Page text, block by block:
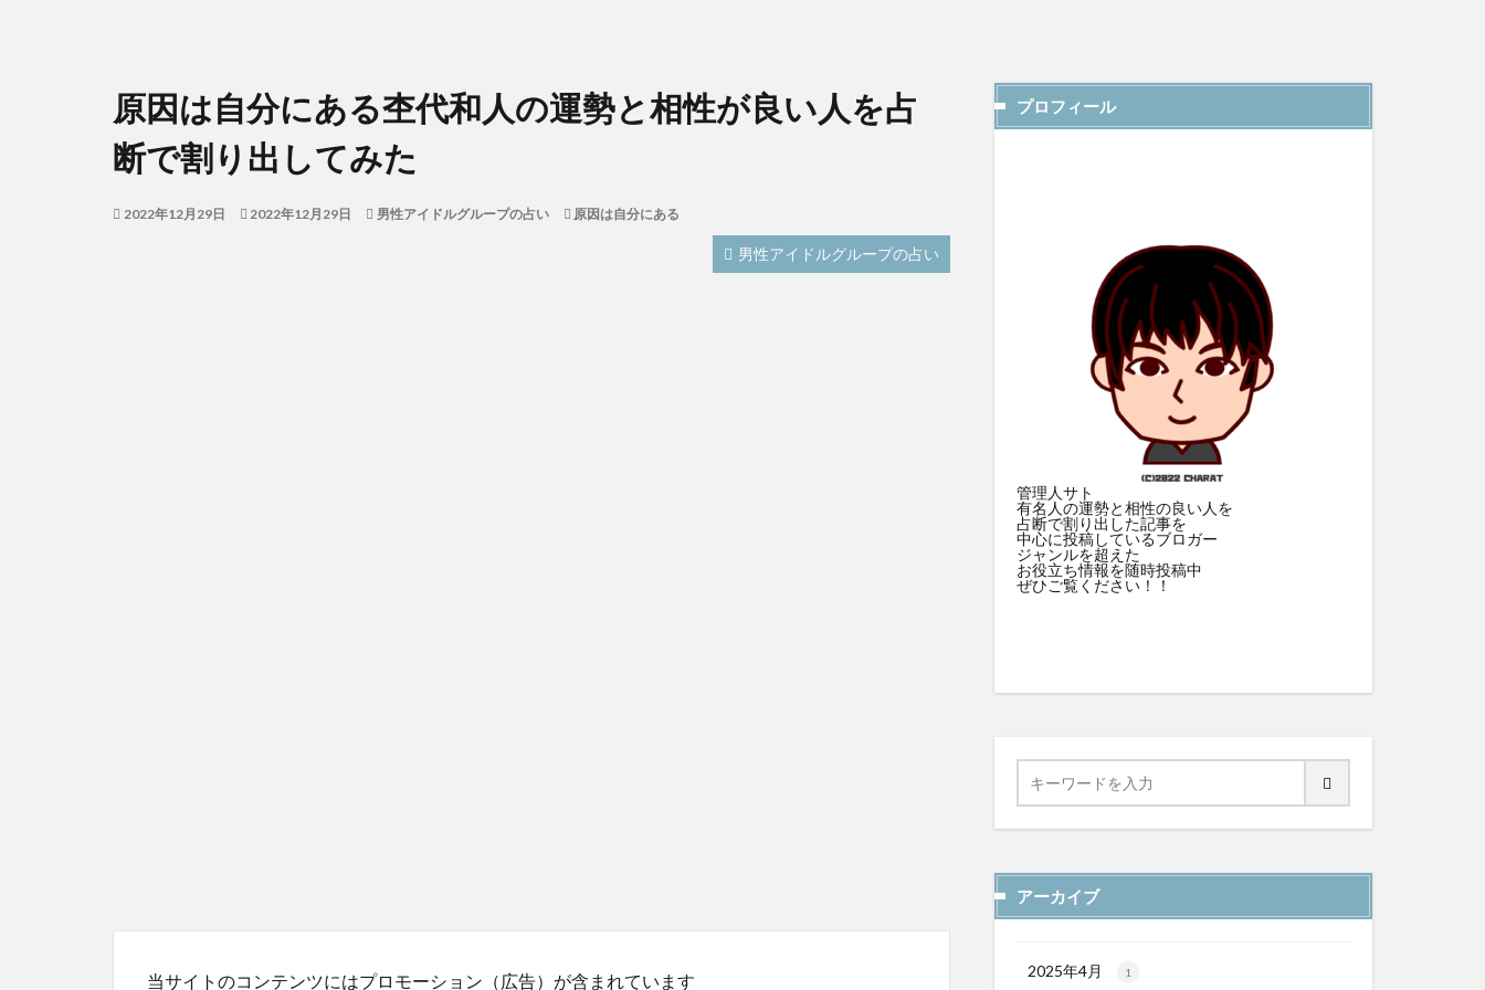
原因は自分にある杢代和人の運勢と相性が良い人を占
断で割り出してみた
2022年12月29日 2022年12月29日 男性アイドルグループの占い 原因は自分にある
男性アイドルグループの占い
当サイトのコンテンツにはプロモーション（広告）が含まれています
プロフィール
管理人サト
有名人の運勢と相性の良い人を
占断で割り出した記事を
中心に投稿しているブロガー
ジャンルを超えた
お役立ち情報を随時投稿中
ぜひご覧ください！！
アーカイブ
2025年4月 1